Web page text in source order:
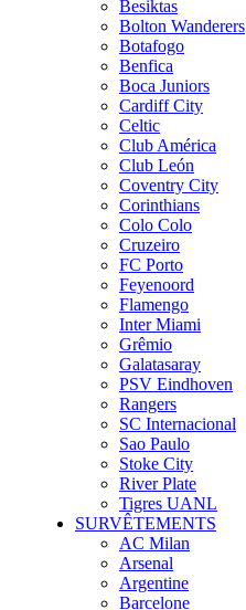
Besiktas
Bolton Wanderers
Botafogo
Benfica
Boca Juniors
Cardiff City
Celtic
Club América
Club León
Coventry City
Corinthians
Colo Colo
Cruzeiro
FC Porto
Feyenoord
Flamengo
Inter Miami
Grêmio
Galatasaray
PSV Eindhoven
Rangers
SC Internacional
Sao Paulo
Stoke City
River Plate
Tigres UANL
SURVÊTEMENTS
AC Milan
Arsenal
Argentine
Barcelone